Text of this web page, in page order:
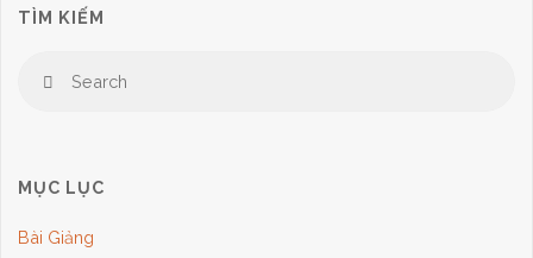
TÌM KIẾM
Search
MỤC LỤC
Bài Giảng